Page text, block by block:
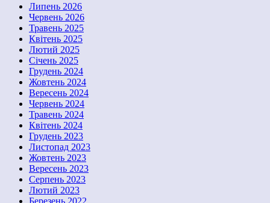
Липень 2026
Червень 2026
Травень 2025
Квітень 2025
Лютий 2025
Січень 2025
Грудень 2024
Жовтень 2024
Вересень 2024
Червень 2024
Травень 2024
Квітень 2024
Грудень 2023
Листопад 2023
Жовтень 2023
Вересень 2023
Серпень 2023
Лютий 2023
Березень 2022